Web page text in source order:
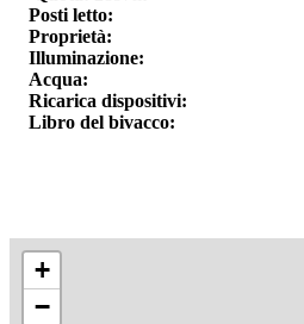
Posti letto:
Proprietà:
Illuminazione:
Acqua:
Ricarica dispositivi:
Libro del bivacco:
+
−